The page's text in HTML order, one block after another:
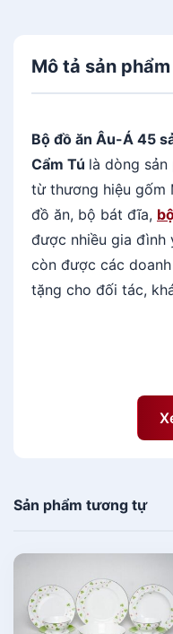
n
p
ẩ
m
-
o
à
n
g
ú
r
ẻ
Mô tả sản phẩm
Bộ đồ ăn Âu-Á 45
Cẩm Tú là dòng
từ thương hiệu gốm
đồ ăn, bộ bát đĩa,
được nhiều gia đình
còn được các
tặng cho đối tác,
Sản phẩm tương tự